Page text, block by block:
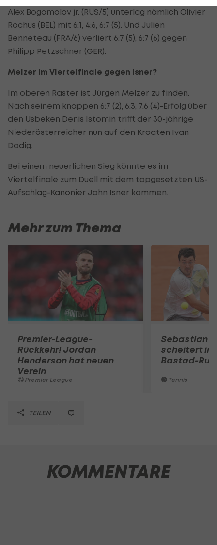
Alex Bogomolov jr. (RUS/5) unterlag nämlich Olivier
Rochus (BEL) mit 6:1, 4:6, 6:7 (5). Und Julien
Benneteau (FRA/6) verliert 6:7 (5), 6:7 (6) gegen
Philipp Petzschner (GER).
Melzer im Viertelfinale gegen Isner?
Im oberen Raster ist Jürgen Melzer zu finden.
Nach seinem knappen 6:7 (2), 6:3, 7.6 (4)-Erfolg über
den Usbeken Denis Istomin trifft der 30-jährige
Niederösterreicher nun auf den Kroaten Ivan
Dodig.
Bei einem neuerlichen Sieg könnte es im
Viertelfinale zum Duell mit dem topgesetzten US-
Aufschlag-Kanonier John Isner kommen.
Mehr zum Thema
Premier-League-
Rückkehr! Jordan
Henderson hat neuen
Verein
Premier League
Sebastian
scheitert in
Bastad-
Tennis
TEILEN
KOMMENTARE